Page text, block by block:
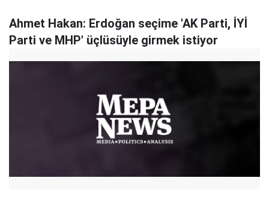
Ahmet Hakan: Erdoğan seçime 'AK Parti, İYİ
Parti ve MHP' üçlüsüyle girmek istiyor